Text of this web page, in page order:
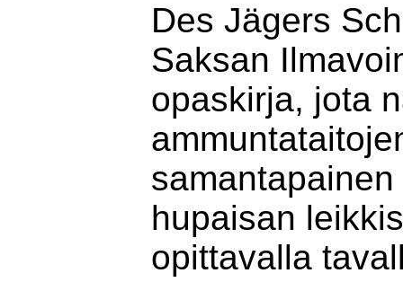
Des Jägers
Saksan
opaskirja, jota
hupaisan
opittavalla